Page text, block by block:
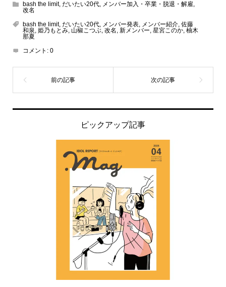
bash the limit, だいたい20代, メンバー加入・卒業・脱退・解雇,
改名
bash the limit, だいたい20代, メンバー発表, メンバー紹介, 佐藤
和泉, 姫乃もとみ, 山椒こつぶ, 改名 , 新メンバー, 星宮このか, 柚木
那夏
コメント: 0
ピックアップ記事